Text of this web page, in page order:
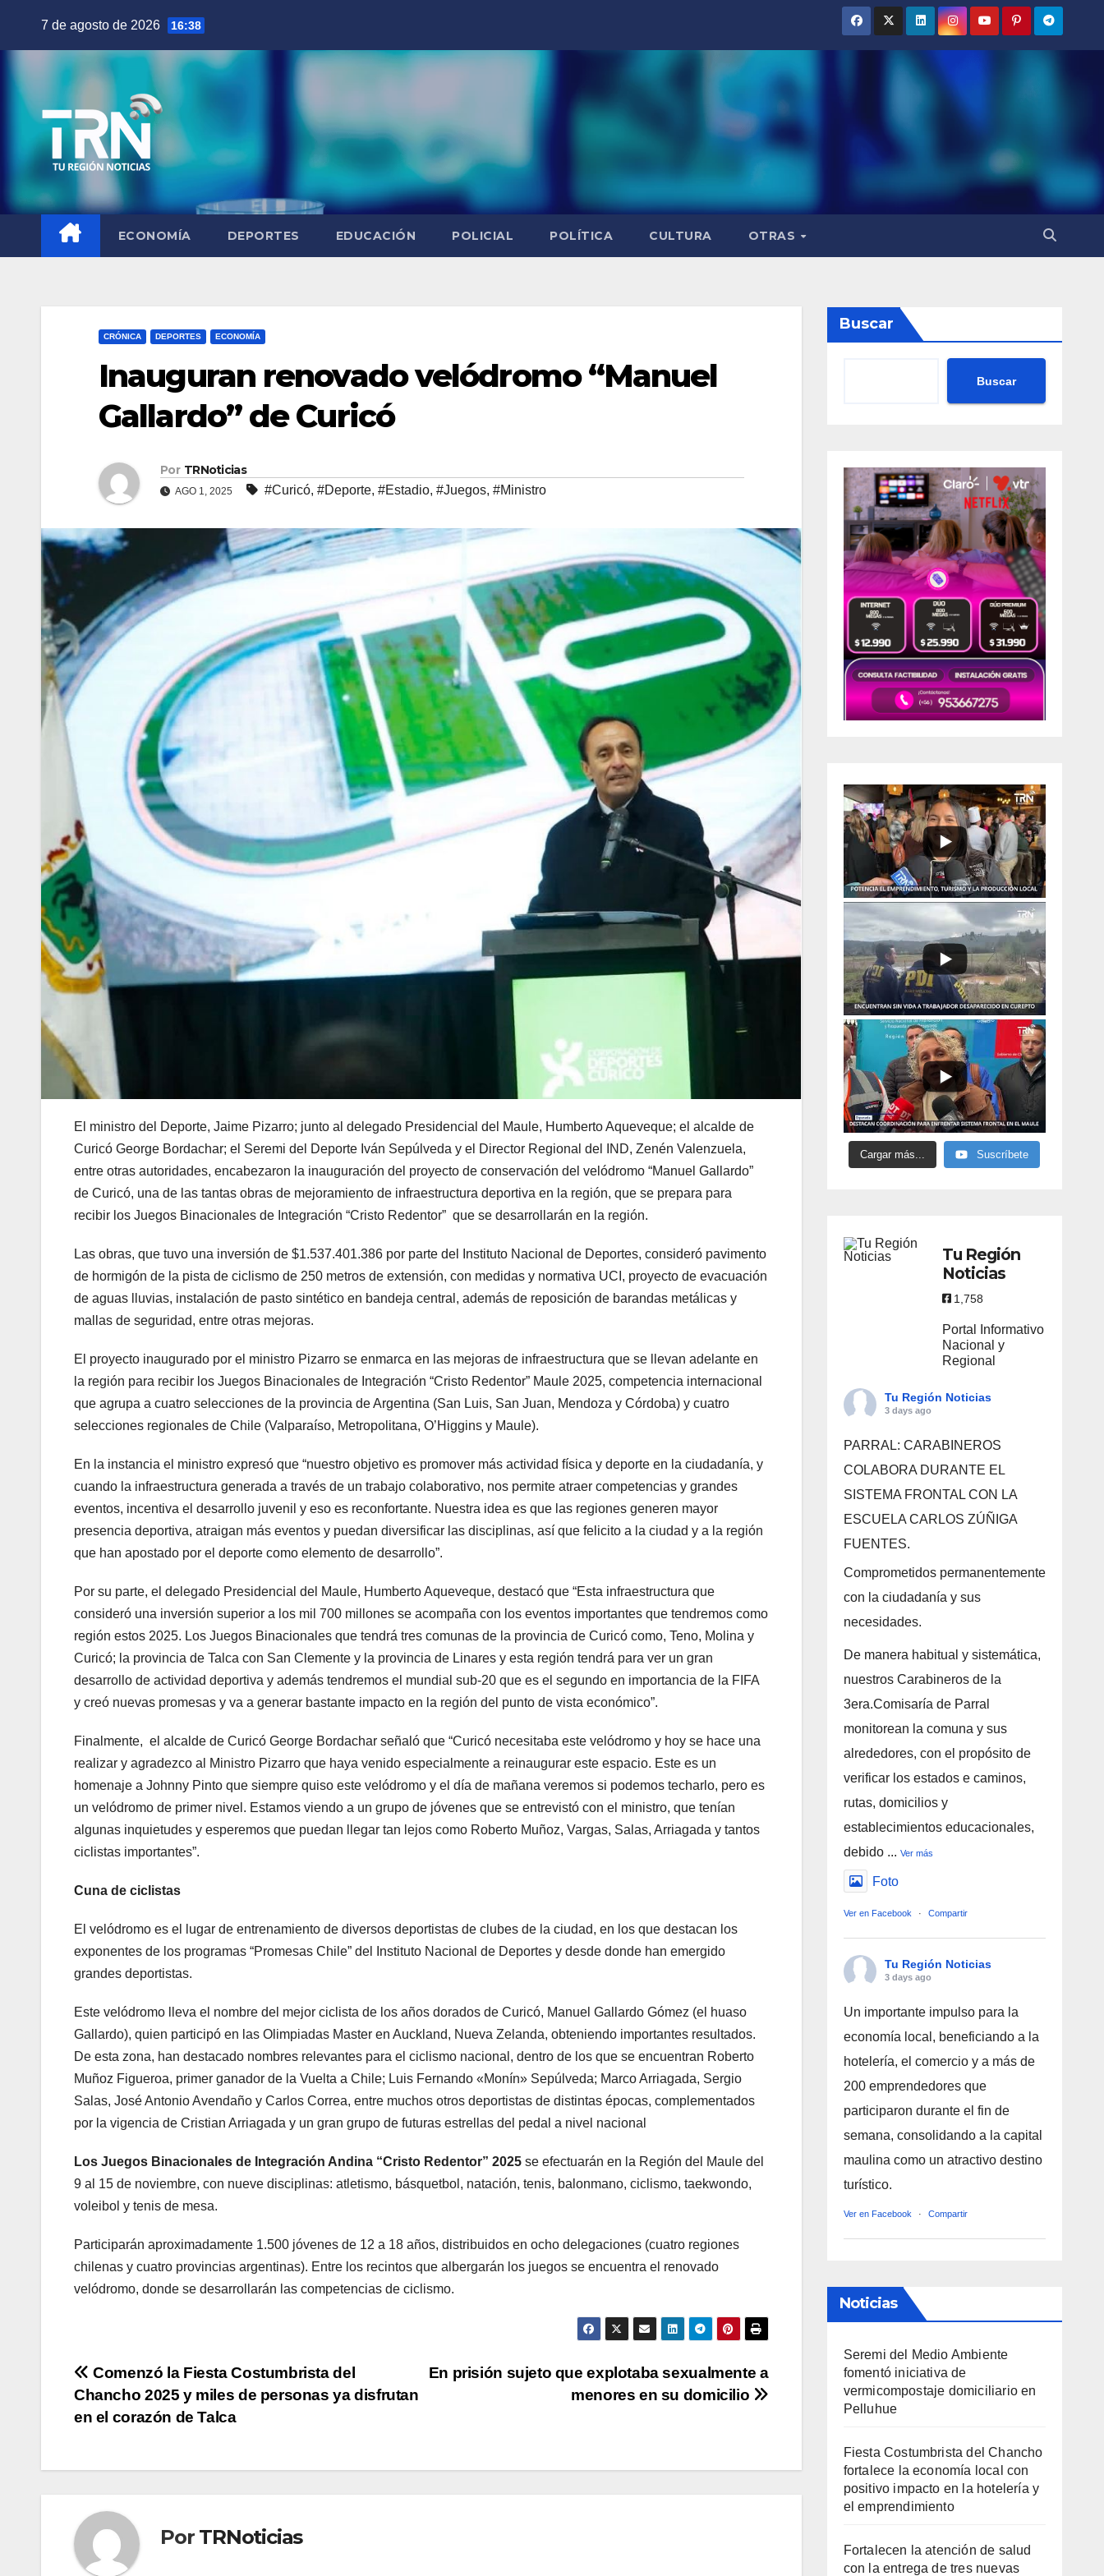
7 de agosto de 2026 16:38
ECONOMÍA DEPORTES EDUCACIÓN POLICIAL POLÍTICA CULTURA OTRAS
CRÓNICA DEPORTES ECONOMÍA
Inauguran renovado velódromo “Manuel
Gallardo” de Curicó
Por TRNoticias
AGO 1, 2025 #Curicó, #Deporte, #Estadio, #Juegos, #Ministro
El ministro del Deporte, Jaime Pizarro; junto al delegado Presidencial del Maule, Humberto Aqueveque; el alcalde de
Curicó George Bordachar; el Seremi del Deporte Iván Sepúlveda y el Director Regional del IND, Zenén Valenzuela,
entre otras autoridades, encabezaron la inauguración del proyecto de conservación del velódromo “Manuel Gallardo”
de Curicó, una de las tantas obras de mejoramiento de infraestructura deportiva en la región, que se prepara para
recibir los Juegos Binacionales de Integración “Cristo Redentor” que se desarrollarán en la región.
Las obras, que tuvo una inversión de $1.537.401.386 por parte del Instituto Nacional de Deportes, consideró pavimento
de hormigón de la pista de ciclismo de 250 metros de extensión, con medidas y normativa UCI, proyecto de evacuación
de aguas lluvias, instalación de pasto sintético en bandeja central, además de reposición de barandas metálicas y
mallas de seguridad, entre otras mejoras.
El proyecto inaugurado por el ministro Pizarro se enmarca en las mejoras de infraestructura que se llevan adelante en
la región para recibir los Juegos Binacionales de Integración “Cristo Redentor” Maule 2025, competencia internacional
que agrupa a cuatro selecciones de la provincia de Argentina (San Luis, San Juan, Mendoza y Córdoba) y cuatro
selecciones regionales de Chile (Valparaíso, Metropolitana, O’Higgins y Maule).
En la instancia el ministro expresó que “nuestro objetivo es promover más actividad física y deporte en la ciudadanía, y
cuando la infraestructura generada a través de un trabajo colaborativo, nos permite atraer competencias y grandes
eventos, incentiva el desarrollo juvenil y eso es reconfortante. Nuestra idea es que las regiones generen mayor
presencia deportiva, atraigan más eventos y puedan diversificar las disciplinas, así que felicito a la ciudad y a la región
que han apostado por el deporte como elemento de desarrollo”.
Por su parte, el delegado Presidencial del Maule, Humberto Aqueveque, destacó que “Esta infraestructura que
consideró una inversión superior a los mil 700 millones se acompaña con los eventos importantes que tendremos como
región estos 2025. Los Juegos Binacionales que tendrá tres comunas de la provincia de Curicó como, Teno, Molina y
Curicó; la provincia de Talca con San Clemente y la provincia de Linares y esta región tendrá para ver un gran
desarrollo de actividad deportiva y además tendremos el mundial sub-20 que es el segundo en importancia de la FIFA
y creó nuevas promesas y va a generar bastante impacto en la región del punto de vista económico”.
Finalmente, el alcalde de Curicó George Bordachar señaló que “Curicó necesitaba este velódromo y hoy se hace una
realizar y agradezco al Ministro Pizarro que haya venido especialmente a reinaugurar este espacio. Este es un
homenaje a Johnny Pinto que siempre quiso este velódromo y el día de mañana veremos si podemos techarlo, pero es
un velódromo de primer nivel. Estamos viendo a un grupo de jóvenes que se entrevistó con el ministro, que tenían
algunas inquietudes y esperemos que puedan llegar tan lejos como Roberto Muñoz, Vargas, Salas, Arriagada y tantos
ciclistas importantes”.
Cuna de ciclistas
El velódromo es el lugar de entrenamiento de diversos deportistas de clubes de la ciudad, en los que destacan los
exponentes de los programas “Promesas Chile” del Instituto Nacional de Deportes y desde donde han emergido
grandes deportistas.
Este velódromo lleva el nombre del mejor ciclista de los años dorados de Curicó, Manuel Gallardo Gómez (el huaso
Gallardo), quien participó en las Olimpiadas Master en Auckland, Nueva Zelanda, obteniendo importantes resultados.
De esta zona, han destacado nombres relevantes para el ciclismo nacional, dentro de los que se encuentran Roberto
Muñoz Figueroa, primer ganador de la Vuelta a Chile; Luis Fernando «Monín» Sepúlveda; Marco Arriagada, Sergio
Salas, José Antonio Avendaño y Carlos Correa, entre muchos otros deportistas de distintas épocas, complementados
por la vigencia de Cristian Arriagada y un gran grupo de futuras estrellas del pedal a nivel nacional
Los Juegos Binacionales de Integración Andina “Cristo Redentor” 2025 se efectuarán en la Región del Maule del
9 al 15 de noviembre, con nueve disciplinas: atletismo, básquetbol, natación, tenis, balonmano, ciclismo, taekwondo,
voleibol y tenis de mesa.
Participarán aproximadamente 1.500 jóvenes de 12 a 18 años, distribuidos en ocho delegaciones (cuatro regiones
chilenas y cuatro provincias argentinas). Entre los recintos que albergarán los juegos se encuentra el renovado
velódromo, donde se desarrollarán las competencias de ciclismo.
Navegación
de
En prisión sujeto que explotaba sexualmente a
menores en su domicilio
Comenzó la Fiesta Costumbrista del
Chancho 2025 y miles de personas ya disfrutan
en el corazón de Talca
Por TRNoticias
Buscar
Buscar
Cargar más... Suscríbete
Tu Región
Noticias
1,758
Portal Informativo
Nacional y
Regional
Tu Región Noticias
3 days ago
PARRAL: CARABINEROS
COLABORA DURANTE EL
SISTEMA FRONTAL CON LA
ESCUELA CARLOS ZÚÑIGA
FUENTES.
Comprometidos permanentemente
con la ciudadanía y sus
necesidades.
De manera habitual y sistemática,
nuestros Carabineros de la
3era.Comisaría de Parral
monitorean la comuna y sus
alrededores, con el propósito de
verificar los estados e caminos,
rutas, domicilios y
establecimientos educacionales,
debido ... Ver más
Foto
Ver en Facebook · Compartir
Tu Región Noticias
3 days ago
Un importante impulso para la
economía local, beneficiando a la
hotelería, el comercio y a más de
200 emprendedores que
participaron durante el fin de
semana, consolidando a la capital
maulina como un atractivo destino
turístico.
Ver en Facebook · Compartir
Noticias
Seremi del Medio Ambiente
fomentó iniciativa de
vermicompostaje domiciliario en
Pelluhue
Fiesta Costumbrista del Chancho
fortalece la economía local con
positivo impacto en la hotelería y
el emprendimiento
Fortalecen la atención de salud
con la entrega de tres nuevas